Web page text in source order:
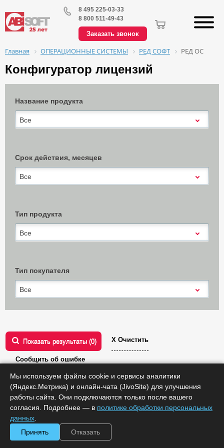
8 495 225-03-33
8 800 511-49-43
Заказать звонок
Главная ОПЕРАЦИОННЫЕ СИСТЕМЫ РЕД СОФТ РЕД ОС
Конфигуратор лицензий
Название продукта
Все
Срок действия, месяцев
Все
Тип продукта
Все
Тип покупателя
Все
Показать результаты (0) Х Очистить
Сообщить об ошибке
РЕД ОС
Сортировать по: цене
2 3 следующая
Мы используем файлы cookie и сервисы аналитики
(Яндекс.Метрика) и онлайн-чата (JivoSite) для улучшения
работы сайта. Они подключаются только после вашего
согласия. Подробнее — в политике обработки персональных
данных
Принять
Отказать